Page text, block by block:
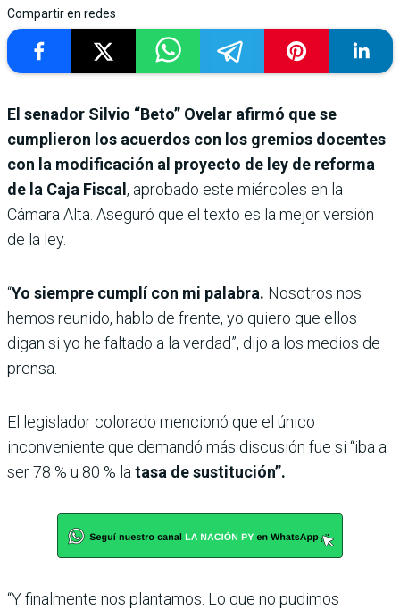
Compartir en redes
El senador Silvio “Beto” Ovelar afirmó que se
cumplieron los acuerdos con los gremios docentes
con la modificación al proyecto de ley de reforma
de la Caja Fiscal , aprobado este miércoles en la
Cámara Alta. Aseguró que el texto es la mejor versión
de la ley.
“Yo siempre cumplí con mi palabra. Nosotros nos
hemos reunido, hablo de frente, yo quiero que ellos
digan si yo he faltado a la verdad”, dijo a los medios de
prensa.
El legislador colorado mencionó que el único
inconveniente que demandó más discusión fue si “iba a
ser 78 % u 80 % la tasa de sustitución”.
“Y finalmente nos plantamos. Lo que no pudimos